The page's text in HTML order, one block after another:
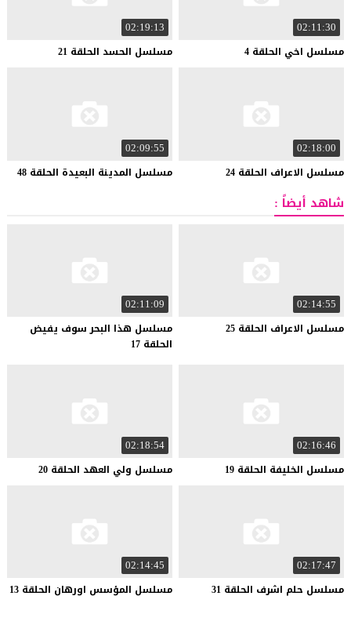
02:11:30
مسلسل اخي الحلقة 4
02:19:13
مسلسل الحسد الحلقة 21
02:18:00
مسلسل الاعراف الحلقة 24
02:09:55
مسلسل المدينة البعيدة الحلقة 48
شاهد أيضاً :
02:14:55
مسلسل الاعراف الحلقة 25
02:11:09
مسلسل هذا البحر سوف يفيض
الحلقة 17
02:16:46
مسلسل الخليفة الحلقة 19
02:18:54
مسلسل ولي العهد الحلقة 20
02:17:47
مسلسل حلم اشرف الحلقة 31
02:14:45
مسلسل المؤسس اورهان الحلقة 13